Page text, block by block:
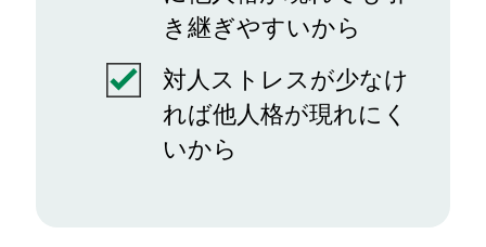
き継ぎやすいから
対人ストレスが少なけ
れば他人格が現れにく
いから